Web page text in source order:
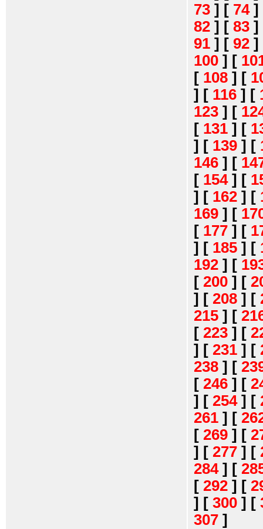
73 ] [ 74]
82 ] [ 83 ]
91 ] [ 92 ]
100 ] [
[ 108 ] [
] [ 116 ] [
123 ] [
[ 131 ] [
] [ 139 ] [
146 ] [
[ 154] [
] [ 162 ] [
169 ] [
[ 177 ] [
] [ 185 ] [
192 ] [
[ 200 ] [
] [ 208 ] [
215 ] [
[ 223 ] [
] [ 231 ] [
238 ] [
[ 246 ] [
] [ 254] [
261 ] [
[ 269 ] [
] [ 277 ] [
284] [
[ 292 ] [
] [ 300 ] [
307 ]